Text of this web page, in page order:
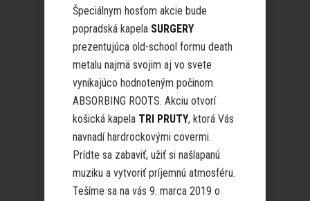
Špeciálnym hosťom akcie bude
popradská kapela SURGERY
prezentujúca old-school formu death
metalu najmä svojim aj vo svete
vynikajúco hodnoteným počinom
ABSORBING ROOTS. Akciu otvorí
košická kapela TRI PRUTY, ktorá Vás
navnadí hardrockovými covermi.
Prídte sa zabaviť, užiť si našlapanú
muziku a vytvoriť príjemnú atmosféru.
Tešíme sa na vás 9. marca 2019 o